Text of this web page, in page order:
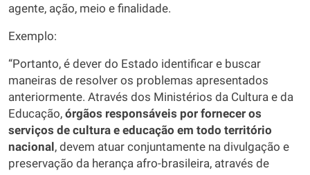
agente, ação, meio e finalidade.
Exemplo:
“Portanto, é dever do Estado identificar e buscar
maneiras de resolver os problemas apresentados
anteriormente. Através dos Ministérios da Cultura e da
Educação, órgãos responsáveis por fornecer os
serviços de cultura e educação em todo território
nacional, devem atuar conjuntamente na divulgação e
preservação da herança afro-brasileira, através de